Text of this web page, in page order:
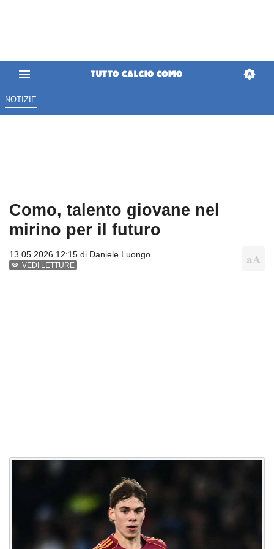
NOTIZIE
Como, talento giovane nel
mirino per il futuro
13.05.2026 12:15 di Daniele Luongo
VEDI LETTURE